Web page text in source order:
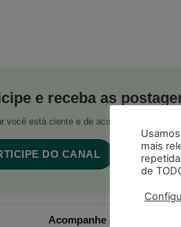
e receba as
você está ciente e de acordo com os
DO CANAL
Acompanhe o Juristas no
mais
de